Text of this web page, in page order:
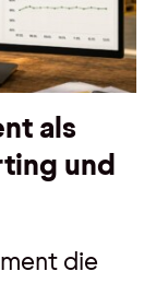
als
und
die